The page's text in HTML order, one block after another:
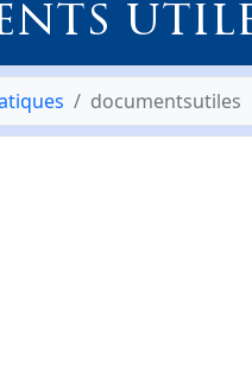
documentsutiles